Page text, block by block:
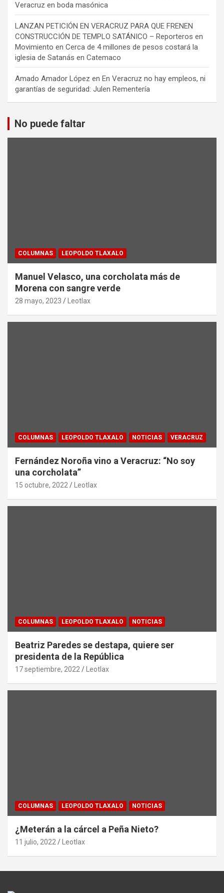
Veracruz en boda masónica
LANZAN PETICIÓN EN VERACRUZ PARA QUE FRENEN
CONSTRUCCIÓN DE TEMPLO SATÁNICO – Reporteros en
Movimiento en Cerca de 4 millones de pesos costará la
iglesia de Satanás en Catemaco
Amado Amador López en En Veracruz no hay empleos, ni
garantías de seguridad: Julen Rementería
No puede faltar
COLUMNAS LEOPOLDO TLAXALO
Manuel Velasco, una corcholata más de
Morena con sangre verde
28 mayo, 2023 Leotlax
COLUMNAS LEOPOLDO TLAXALO NOTICIAS VERACRUZ
Fernández Noroña vino a Veracruz: “No soy
una corcholata”
15 octubre, 2022 Leotlax
COLUMNAS LEOPOLDO TLAXALO NOTICIAS
Beatriz Paredes se destapa, quiere ser
presidenta de la República
17 septiembre, 2022 Leotlax
COLUMNAS LEOPOLDO TLAXALO NOTICIAS
¿Meterán a la cárcel a Peña Nieto?
11 julio, 2022 Leotlax